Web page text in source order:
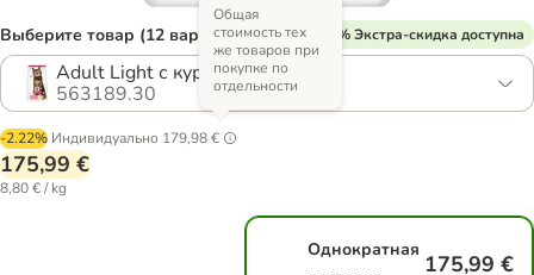
Выберите товар (12 вариантов) % Экстра-скидка доступна
Adult Light с курицей
563189.30
-2.22% Индивидуально 179,98 €
Общая
стоимость тех
же товаров при
покупке по
отдельности
175,99 €
8,80 € / kg
Однократная
175,99 €